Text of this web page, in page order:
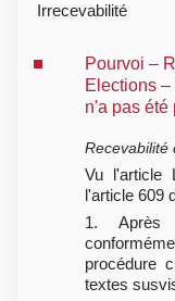
Irrecevabilité
Pourvoi –
Elections
n'a pas été
Recevabilité
Vu l'article
l'article 609
1. Après
procédure
textes